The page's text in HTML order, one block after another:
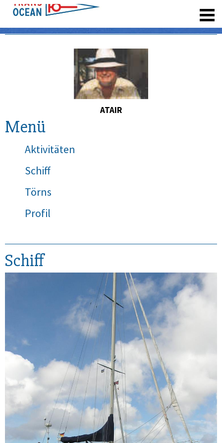
ATAIR
Menü
Aktivitäten
Schiff
Törns
Profil
Schiff